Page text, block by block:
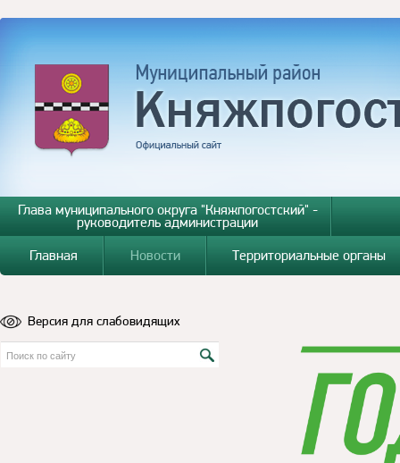
Глава муниципального округа "Княжпогостский" -
руководитель администрации
Главная
Новости Территориальные органы
Версия для слабовидящих